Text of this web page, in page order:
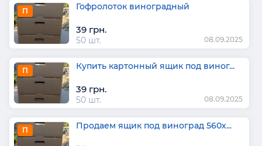
П Гофролоток виноградный
39 грн.
50 шт. 08.09.2025
П Купить картонный ящик под виног...
39 грн.
50 шт. 08.09.2025
П Продаем ящик под виноград 560х...